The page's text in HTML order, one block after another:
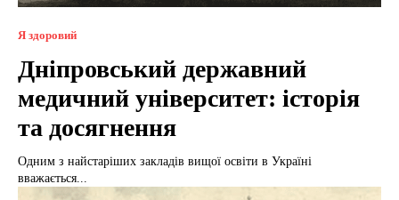
Я здоровий
Дніпровський державний
медичний університет: історія
та досягнення
Одним з найстаріших закладів вищої освіти в Україні
вважається...